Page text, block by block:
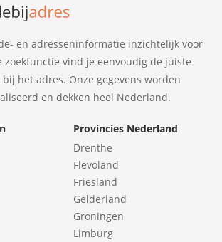
en adresseninformatie inzichtelijk voor
zoekfunctie vind je eenvoudig de juiste
het adres. Onze gegevens worden
en dekken heel Nederland.
Provincies Nederland
Drenthe
Flevoland
Friesland
Gelderland
Groningen
Limburg